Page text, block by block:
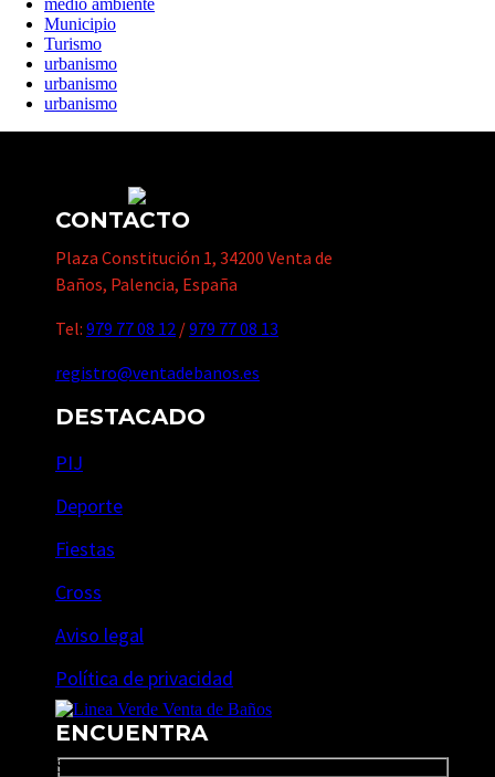
Municipio
Turismo
urbanismo
urbanismo
urbanismo
CONTACTO
Plaza Constitución 1, 34200 Venta de
Baños, Palencia, España
Tel: 979 77 08 12 /979 77 08 13
registro@ventadebanos.es
DESTACADO
PIJ
Deporte
Fiestas
Cross
Aviso legal
Política de privacidad
ENCUENTRA
Search